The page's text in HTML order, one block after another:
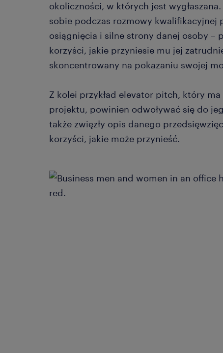
okoliczności, w których jest
sobie podczas rozmowy
osiągnięcia i silne strony danej osoby –
korzyści, jakie przyniesie mu jej
skoncentrowany na pokazaniu swojej
Z kolei przykład elevator pitch, który
projektu, powinien odwoływać się do
także zwięzły opis danego
korzyści, jakie może przynieść.